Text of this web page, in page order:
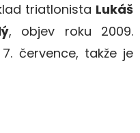
triatlonista Lukáš
, objev roku 2009.
července, takže je